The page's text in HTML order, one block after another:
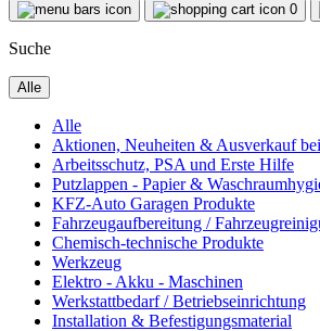
0
Suche
Alle
Alle
Aktionen, Neuheiten & Ausverkauf
Arbeitsschutz, PSA und Erste Hilfe
Putzlappen - Papier &
KFZ-Auto Garagen Produkte
Fahrzeugaufbereitung /
Chemisch-technische Produkte
Werkzeug
Elektro - Akku - Maschinen
Werkstattbedarf / Betriebseinrichtung
Installation & Befestigungsmaterial